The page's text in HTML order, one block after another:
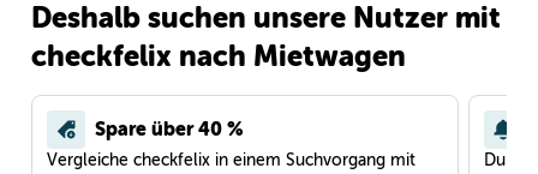
Deshalb suchen unsere Nutzer mit
checkfelix nach Mietwagen
Spare über 40 %
Vergleiche checkfelix in einem Suchvorgang mit
Du